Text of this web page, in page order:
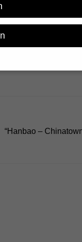
Congress of Science
launched in its english
“Hanbao –
und
.
der Website erforderlich.